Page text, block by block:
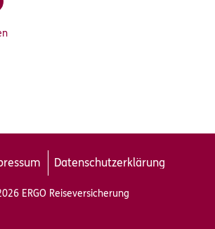
Datenschutzerklärung
ERGO Reiseversicherung